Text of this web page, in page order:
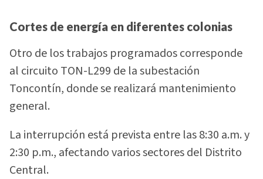
Cortes de energía en diferentes colonias
Otro de los trabajos programados corresponde
al circuito TON-L299 de la subestación
Toncontín, donde se realizará mantenimiento
general.
La interrupción está prevista entre las 8:30 a.m. y
2:30 p.m., afectando varios sectores del Distrito
Central.